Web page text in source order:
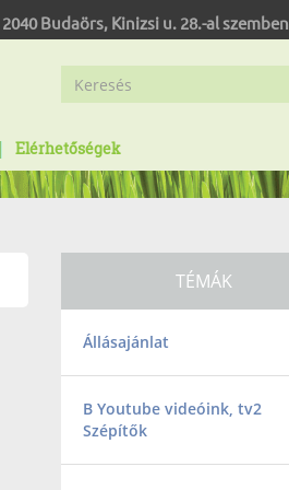
2040 Budaörs, Kinizsi u. 28.-al szemben
Elérhetőségek
TÉMÁK
Állásajánlat
B Youtube videóink, tv2
Szépítők